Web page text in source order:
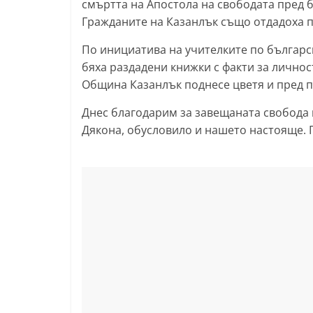
смъртта на Апостола на свободата пред
Гражданите на Казанлък също отдадоха
По инициатива на учителките по
бяха раздадени книжки с факти за
Община Казанлък поднесе цветя и пред
Днес благодарим за завещаната
Дякона, обусловило и нашето настояще.